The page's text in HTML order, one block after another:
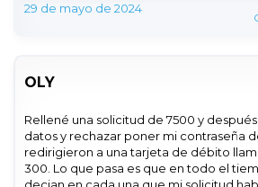
29 de mayo de 2024
OLY
Rellené una solicitud de 7500 y
datos y rechazar poner mi contraseña
redirigieron a una tarjeta de débito
300. Lo que pasa es que en todo el